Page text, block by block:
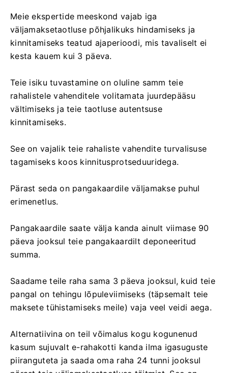
Meie ekspertide meeskond vajab iga
väljamaksetaotluse põhjalikuks hindamiseks ja
kinnitamiseks teatud ajaperioodi, mis tavaliselt ei
kesta kauem kui 3 päeva.
Teie isiku tuvastamine on oluline samm teie
rahalistele vahenditele volitamata juurdepääsu
vältimiseks ja teie taotluse autentsuse
kinnitamiseks.
See on vajalik teie rahaliste vahendite turvalisuse
tagamiseks koos kinnitusprotseduuridega.
Pärast seda on pangakaardile väljamakse puhul
erimenetlus.
Pangakaardile saate välja kanda ainult viimase 90
päeva jooksul teie pangakaardilt deponeeritud
summa.
Saadame teile raha sama 3 päeva jooksul, kuid teie
pangal on tehingu lõpuleviimiseks (täpsemalt teie
maksete tühistamiseks meile) vaja veel veidi aega.
Alternatiivina on teil võimalus kogu kogunenud
kasum sujuvalt e-rahakotti kanda ilma igasuguste
piiranguteta ja saada oma raha 24 tunni jooksul